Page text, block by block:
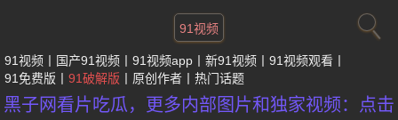
91视频
91视频 国产91视频 91视频app 新91视频
91视频观看
91免费版
91破解版 原创作者 热门话题
黑子网看片吃瓜，更多内部图片和独家视频：点击